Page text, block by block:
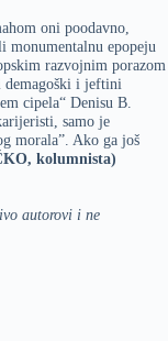
oni poodavno,
monumentalnu epopeju
razvojnim porazom
i jeftini
cipela“ Denisu B.
samo je
morala”. Ako ga još
kolumnista)
autorovi i ne